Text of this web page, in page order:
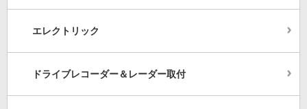
エレクトリック
ドライブレコーダー＆レーダー取付